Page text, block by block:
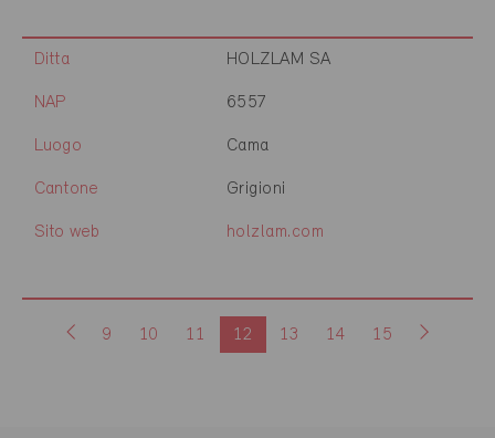
Ditta HOLZLAM SA
NAP 6557
Luogo Cama
Cantone Grigioni
Sito web holzlam.com
9 10 11 12 13 14 15